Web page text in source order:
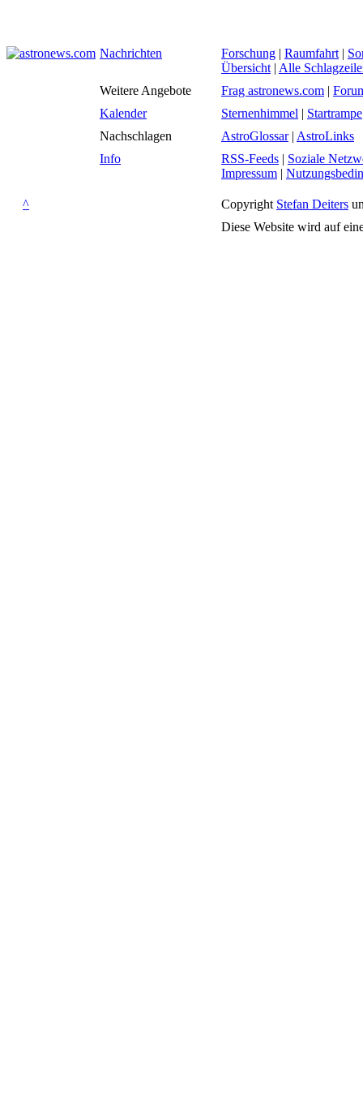
Nachrichten Forschung | Raumfahrt |
Übersicht | Alle
Weitere Angebote
Frag astronews.com |
Kalender
Sternenhimmel | Startrampe
Nachschlagen
AstroGlossar| AstroLinks
Info
RSS-Feeds | Soziale
Impressum |
^ Copyright Stefan Deiters
Diese Website wird auf